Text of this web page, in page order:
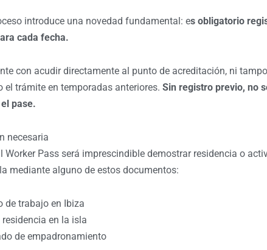
introduce una novedad fundamental: es obligatorio
cada fecha.
con acudir directamente al punto de acreditación, ni
el trámite en temporadas anteriores. Sin registro previo, no
pase.
necesaria
Worker Pass será imprescindible demostrar residencia o
mediante alguno de estos documentos:
de trabajo en Ibiza
residencia en la isla
de empadronamiento